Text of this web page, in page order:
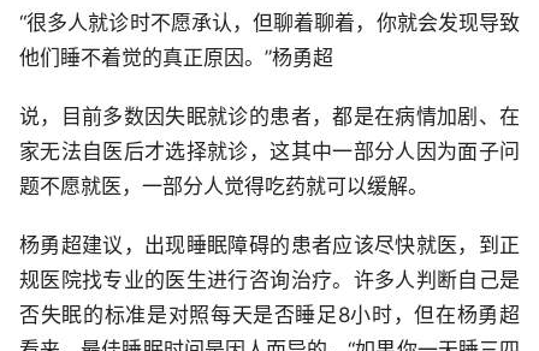
“很多人就诊时不愿承认，但聊着聊着，你就会发现导致
他们睡不着觉的真正原因。”杨勇超
说，目前多数因失眠就诊的患者，都是在病情加剧、在
家无法自医后才选择就诊，这其中一部分人因为面子问
题不愿就医，一部分人觉得吃药就可以缓解。
杨勇超建议，出现睡眠障碍的患者应该尽快就医，到正
规医院找专业的医生进行咨询治疗。许多人判断自己是
否失眠的标准是对照每天是否睡足8小时，但在杨勇超